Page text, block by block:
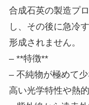
合成石英の製造プ
し、その後に急冷
形成されません。
– **特徴**
– 不純物が極めて
高い光学特性や熱